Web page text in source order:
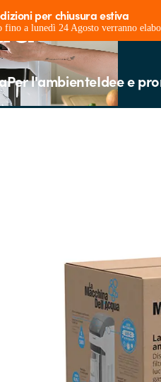
per chiusura estiva
a lunedì 24 Agosto verranno
Per l'ambienteIdee e